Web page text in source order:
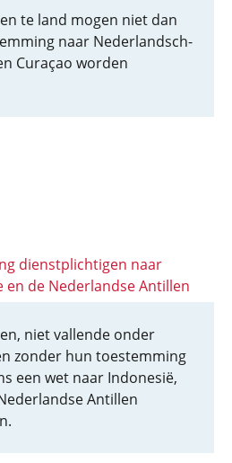
te land mogen niet dan
naar Nederlandsch-
Curaçao worden
dienstplichtigen naar
en de Nederlandse Antillen
niet vallende onder
zonder hun toestemming
een wet naar Indonesië,
Antillen